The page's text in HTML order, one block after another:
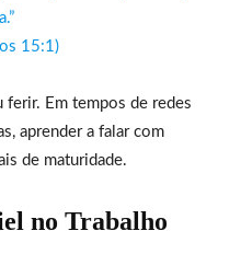
15:1)
ferir. Em tempos de redes
aprender a falar com
de maturidade.
no Trabalho